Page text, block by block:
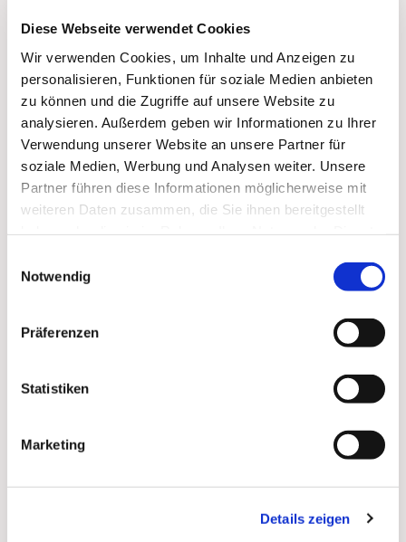
Diese Webseite verwendet Cookies
Wir verwenden Cookies, um Inhalte und Anzeigen zu
personalisieren, Funktionen für soziale Medien anbieten
zu können und die Zugriffe auf unsere Website zu
analysieren. Außerdem geben wir Informationen zu Ihrer
Verwendung unserer Website an unsere Partner für
soziale Medien, Werbung und Analysen weiter. Unsere
Partner führen diese Informationen möglicherweise mit
weiteren Daten zusammen, die Sie ihnen bereitgestellt
Notwendig
Präferenzen
Statistiken
Marketing
Details zeigen
Dies könnte Sie auch